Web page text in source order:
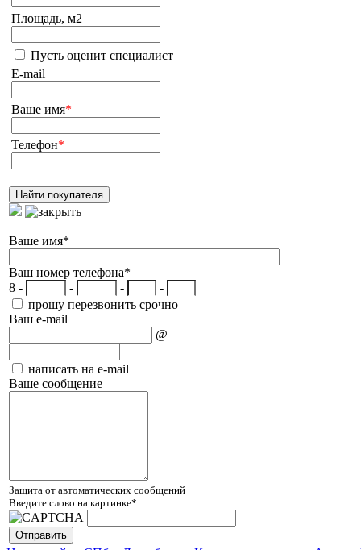
Площадь, м2
Пусть оценит специалист
E-mail
Ваше имя*
Телефон*
Ваше имя*
Ваш номер телефона*
8 -
- -
-
прошу перезвонить срочно
Ваш e-mail
@
написать на e-mail
Ваше сообщение
Защита от автоматических сообщений
Введите слово на картинке*